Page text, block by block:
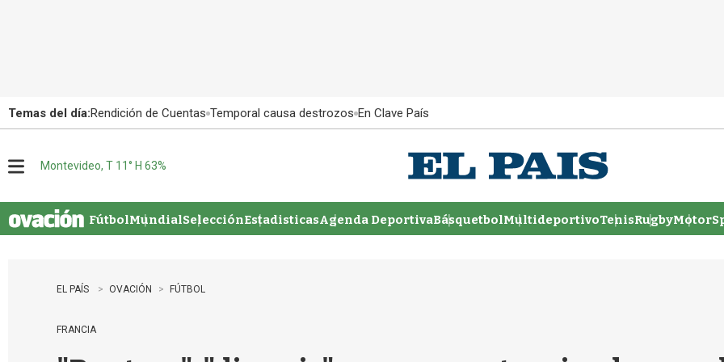
Temas del día:Rendición de Cuentas Temporal causa destrozos En Clave País
u
Montevideo, T 11° H 63%
FútbolMundialSelecciónEstadisticasAgenda DeportivaBásquetbolMultideportivoTenisRugby
EL PAÍS OVACIÓN FÚTBOL
FRANCIA